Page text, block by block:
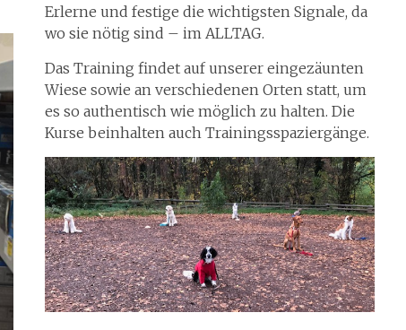
Erlerne und festige die wichtigsten Signale, da
wo sie nötig sind – im ALLTAG.
Das Training findet auf unserer eingezäunten
Wiese sowie an verschiedenen Orten statt, um
es so authentisch wie möglich zu halten. Die
Kurse beinhalten auch Trainingsspaziergänge.